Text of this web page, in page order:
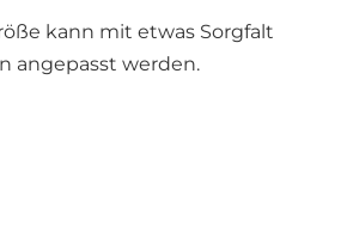
kann mit etwas Sorgfalt
angepasst werden.